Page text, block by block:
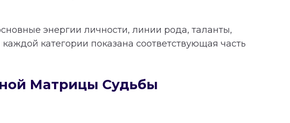
энергии личности, линии рода, таланты,
категории показана соответствующая часть
Матрицы Судьбы